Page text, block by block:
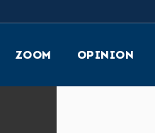
ZOOM OPINION